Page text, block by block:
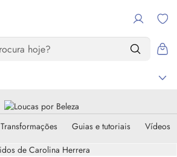
Transformações Guias e tutoriais Vídeos